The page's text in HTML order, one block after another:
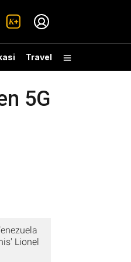
Travel
5G
Lionel